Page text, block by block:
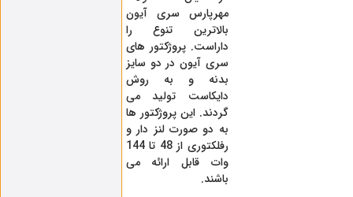
مهرپارس سری آیون
بالاترین تنوع را
داراست. پروژکتور های
سری آیون در دو سایز
بدنه و به روش
دایکاست تولید می
گردند. این پروژکتور ها
به دو صورت لنز دار و
رفلکتوری از 48 تا 144
وات قابل ارائه می
باشند.